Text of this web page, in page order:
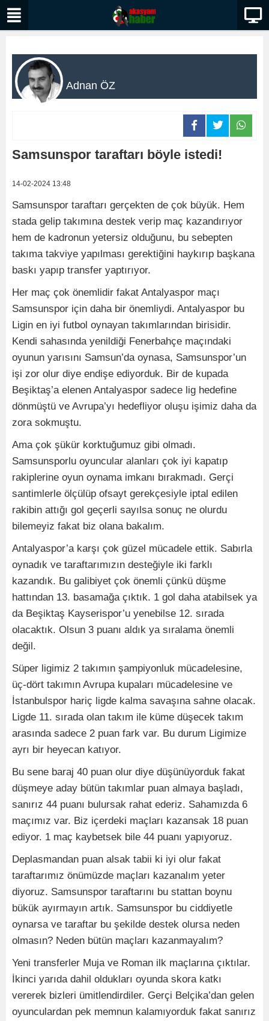
Adnan ÖZ
Samsunspor taraftarı böyle istedi!
14-02-2024 13:48
Samsunspor taraftarı gerçekten de çok büyük. Hem
stada gelip takımına destek verip maç kazandırıyor
hem de kadronun yetersiz olduğunu, bu sebepten
takıma takviye yapılması gerektiğini haykırıp başkana
baskı yapıp transfer yaptırıyor.
Her maç çok önemlidir fakat Antalyaspor maçı
Samsunspor için daha bir önemliydi. Antalyaspor bu
Ligin en iyi futbol oynayan takımlarından birisidir.
Kendi sahasında yenildiği Fenerbahçe maçındaki
oyunun yarısını Samsun’da oynasa, Samsunspor’un
işi zor olur diye endişe ediyorduk. Bir de kupada
Beşiktaş’a elenen Antalyaspor sadece lig hedefine
dönmüştü ve Avrupa’yı hedefliyor oluşu işimiz daha da
zora sokmuştu.
Ama çok şükür korktuğumuz gibi olmadı.
Samsunsporlu oyuncular alanları çok iyi kapatıp
rakiplerine oyun oynama imkanı bırakmadı. Gerçi
santimlerle ölçülüp ofsayt gerekçesiyle iptal edilen
rakibin attığı gol geçerli sayılsa sonuç ne olurdu
bilemeyiz fakat biz olana bakalım.
Antalyaspor’a karşı çok güzel mücadele ettik. Sabırla
oynadık ve taraftarımızın desteğiyle iki farklı
kazandık. Bu galibiyet çok önemli çünkü düşme
hattından 13. basamağa çıktık. 1 gol daha atabilsek ya
da Beşiktaş Kayserispor’u yenebilse 12. sırada
olacaktık. Olsun 3 puanı aldık ya sıralama önemli
değil.
Süper ligimiz 2 takımın şampiyonluk mücadelesine,
üç-dört takımın Avrupa kupaları mücadelesine ve
İstanbulspor hariç ligde kalma savaşına sahne olacak.
Ligde 11. sırada olan takım ile küme düşecek takım
arasında sadece 2 puan fark var. Bu durum Ligimize
ayrı bir heyecan katıyor.
Bu sene baraj 40 puan olur diye düşünüyorduk fakat
düşmeye aday bütün takımlar puan almaya başladı,
sanırız 44 puanı bulursak rahat ederiz. Sahamızda 6
maçımız var. Biz içerdeki maçları kazansak 18 puan
ediyor. 1 maç kaybetsek bile 44 puanı yapıyoruz.
Deplasmandan puan alsak tabii ki iyi olur fakat
taraftarımız önümüzde maçları kazanalım yeter
diyoruz. Samsunspor taraftarını bu stattan boynu
bükük ayırmayın artık. Samsunspor bu ciddiyetle
oynarsa ve taraftar bu şekilde destek olursa neden
olmasın? Neden bütün maçları kazanmayalım?
Yeni transferler Muja ve Roman ilk maçlarına çıktılar.
İkinci yarıda dahil oldukları oyunda skora katkı
vererek bizleri ümitlendirdiler. Gerçi Belçika’dan gelen
oyunculardan pek memnun kalamıyorduk fakat sanırız